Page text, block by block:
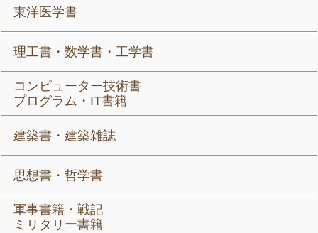
東洋医学書
理工書・数学書・工学書
コンピューター技術書
プログラム・IT書籍
建築書・建築雑誌
思想書・哲学書
軍事書籍・戦記
ミリタリー書籍